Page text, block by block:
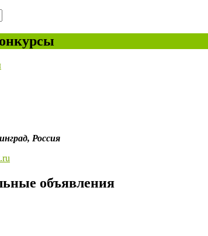
Россия
объявления